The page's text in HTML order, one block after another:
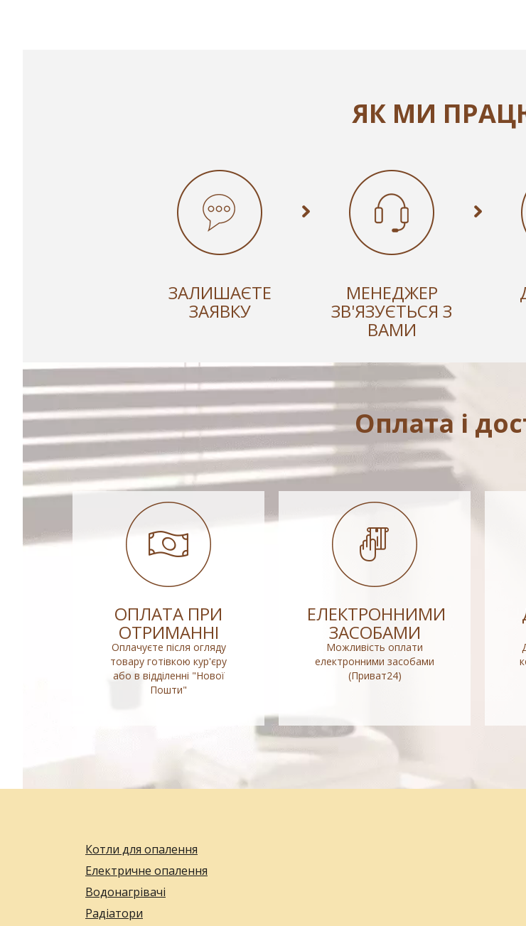
ЯК МИ
ЗАЛИШАЄТЕ
ЗАЯВКУ
МЕНЕДЖЕР
ЗВ'ЯЗУЄТЬСЯ З
ВАМИ
Оплата і
ОПЛАТА ПРИ
ОТРИМАННІ
Оплачуєте після огляду
товару готівкою кур'єру
або в відділенні "Нової
Пошти"
ЕЛЕКТРОННИМИ
ЗАСОБАМИ
Можливість оплати
електронними засобами
(Приват24)
Котли для опалення
Електричне опалення
Водонагрівачі
Радіатори